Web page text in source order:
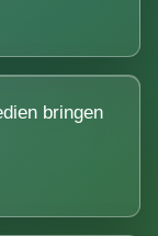
bringen